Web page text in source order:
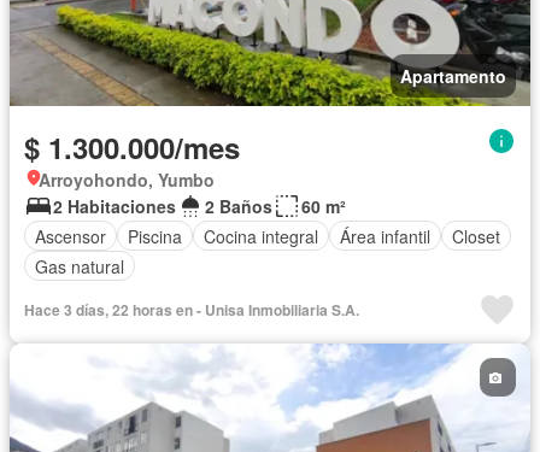
Apartamento
$ 1.300.000/mes
Arroyohondo, Yumbo
2 Habitaciones
2 Baños
60 m²
Ascensor
Piscina Cocina integral Área infantil
Closet
Gas natural
Hace 3 días, 22 horas en - Unisa Inmobiliaria S.A.